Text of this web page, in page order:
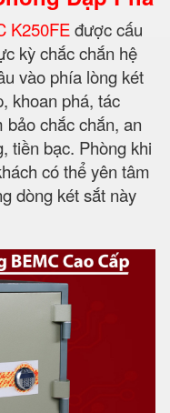
K250FEđược cấu
kỳ chắc chắn hệ
vào phía lòng két
khoan phá, tác
chắc chắn, an
tiền bạc. Phòng khi
có thể yên tâm
dòng két sắt này